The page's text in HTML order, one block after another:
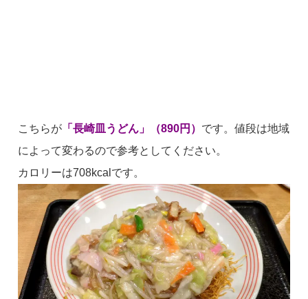
こちらが 「長崎皿うどん」（890円） です。値段は地域
によって変わるので参考としてください。
カロリーは708kcalです。